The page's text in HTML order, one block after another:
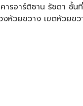
ารอาร์ติซาน รัชดา ชั้
งห้วยขวาง เขตห้วยข